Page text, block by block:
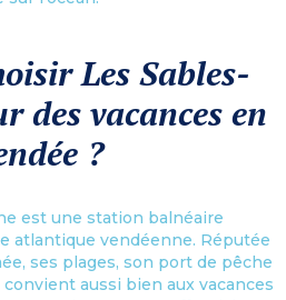
Les Sables-
des vacances en
?
est une station balnéaire
atlantique vendéenne. Réputée
ses plages, son port de pêche
aussi bien aux vacances